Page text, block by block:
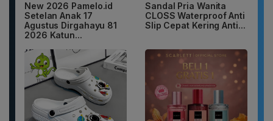
New 2026 Pamelo.id
Setelan Anak 17
Agustus Dirgahayu 81
2026 Katun...
Sandal Pria Wanita
CLOSS Waterproof Anti
Slip Cepat Kering Anti...